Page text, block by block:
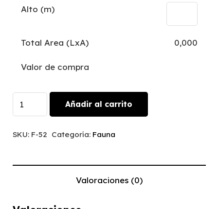
Alto (m)
Total Area (LxA) 0,000
Valor de compra
|
Añadir al carrito
SKU: F-52 Categoría: Fauna
Valoraciones (0)